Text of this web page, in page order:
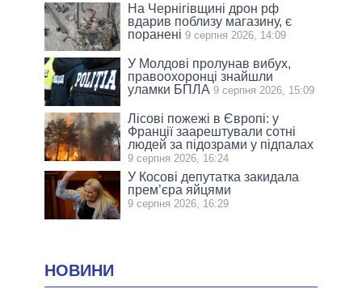
На Чернігівщині дрон рф
вдарив поблизу магазину, є
поранені 9 серпня 2026, 14:09
У Молдові пролунав вибух,
правоохоронці знайшли
уламки БПЛА 9 серпня 2026, 15:09
Лісові пожежі в Європі: у
Франції заарештували сотні
людей за підозрами у підпалах
9 серпня 2026, 16:24
У Косові депутатка закидала
прем’єра яйцями
9 серпня 2026, 16:29
НОВИНИ